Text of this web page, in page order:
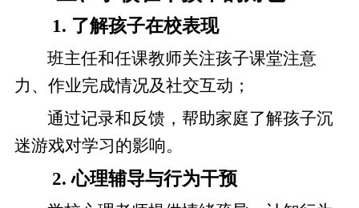
1. 了解孩子在校表现
班主任和任课教师关注孩子课堂注意
力、作业完成情况及社交互动；
通过记录和反馈，帮助家庭了解孩子沉
迷游戏对学习的影响。
2. 心理辅导与行为干预